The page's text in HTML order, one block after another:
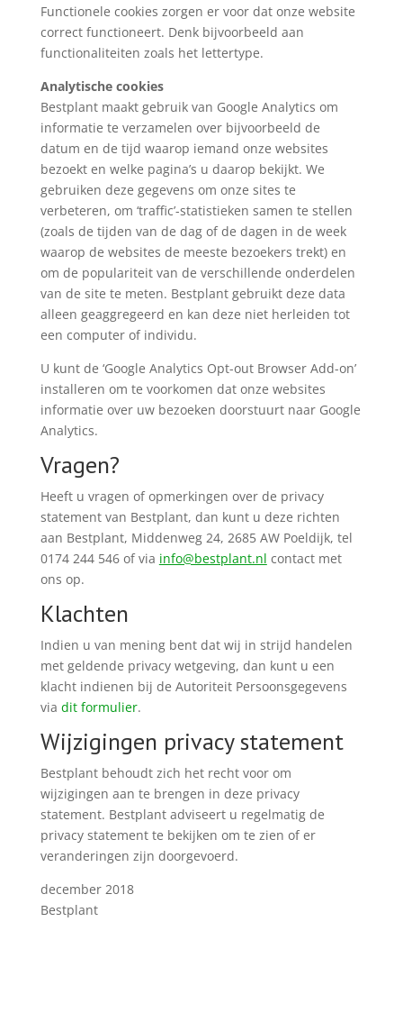
Functionele cookies zorgen er voor dat onze website
correct functioneert. Denk bijvoorbeeld aan
functionaliteiten zoals het lettertype.
Analytische cookies
Bestplant maakt gebruik van Google Analytics om
informatie te verzamelen over bijvoorbeeld de
datum en de tijd waarop iemand onze websites
bezoekt en welke pagina’s u daarop bekijkt. We
gebruiken deze gegevens om onze sites te
verbeteren, om ‘traffic’-statistieken samen te stellen
(zoals de tijden van de dag of de dagen in de week
waarop de websites de meeste bezoekers trekt) en
om de populariteit van de verschillende onderdelen
van de site te meten. Bestplant gebruikt deze data
alleen geaggregeerd en kan deze niet herleiden tot
een computer of individu.
U kunt de ‘Google Analytics Opt-out Browser Add-on’
installeren om te voorkomen dat onze websites
informatie over uw bezoeken doorstuurt naar Google
Analytics.
Vragen?
Heeft u vragen of opmerkingen over de privacy
statement van Bestplant, dan kunt u deze richten
aan Bestplant, Middenweg 24, 2685 AW Poeldijk, tel
0174 244 546 of via info@bestplant.nl contact met
ons op.
Klachten
Indien u van mening bent dat wij in strijd handelen
met geldende privacy wetgeving, dan kunt u een
klacht indienen bij de Autoriteit Persoonsgegevens
via dit formulier.
Wijzigingen privacy statement
Bestplant behoudt zich het recht voor om
wijzigingen aan te brengen in deze privacy
statement. Bestplant adviseert u regelmatig de
privacy statement te bekijken om te zien of er
veranderingen zijn doorgevoerd.
december 2018
Bestplant